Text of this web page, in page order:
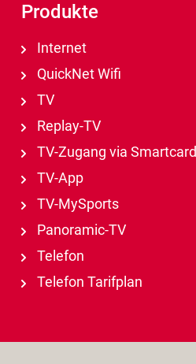
Produkte
Internet
QuickNet Wifi
TV
Replay-TV
TV-Zugang via Smartcard
TV-App
TV-MySports
Panoramic-TV
Telefon
Telefon Tarifplan